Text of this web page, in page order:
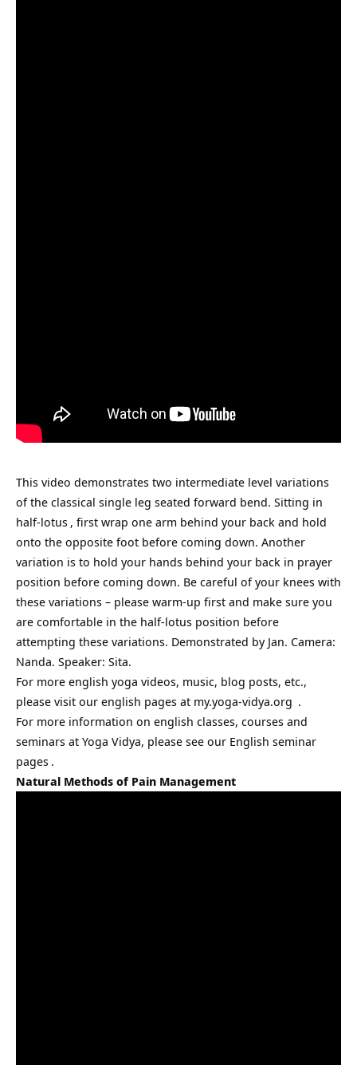
This video demonstrates two intermediate level variations
of the classical single leg seated forward bend. Sitting in
half-lotus , first wrap one arm behind your back and hold
onto the opposite foot before coming down. Another
variation is to hold your hands behind your back in prayer
position before coming down. Be careful of your knees with
these variations – please warm-up first and make sure you
are comfortable in the half-lotus position before
attempting these variations. Demonstrated by Jan. Camera:
Nanda. Speaker: Sita.
For more english yoga videos, music, blog posts, etc.,
please visit our english pages at my.yoga-vidya.org .
For more information on english classes, courses and
seminars at Yoga Vidya, please see our English seminar
pages .
Natural Methods of Pain Management